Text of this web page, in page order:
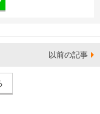
以前の記事